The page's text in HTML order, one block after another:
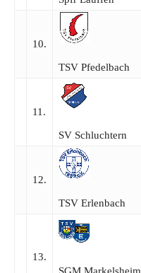
10.
TSV Pfedelbach
11.
SV Schluchtern
12.
TSV Erlenbach
13.